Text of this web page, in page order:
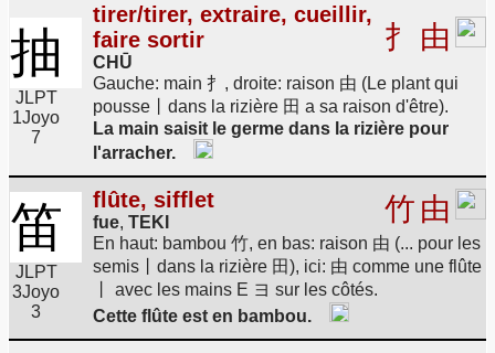
抽
JLPT
1Joyo
7
tirer/tirer, extraire, cueillir,
faire sortir
CHŪ
扌 由
Gauche: main 扌, droite: raison 由 (Le plant qui
pousse丨dans la rizière 田 a sa raison d'être).
La main saisit le germe dans la rizière pour
l'arracher.
笛
JLPT
3Joyo
3
flûte, sifflet
fue, TEKI 竹 由
En haut: bambou 竹, en bas: raison 由 (... pour les
semis丨dans la rizière 田), ici: 由 comme une flûte
丨 avec les mains E ヨ sur les côtés.
Cette flûte est en bambou.